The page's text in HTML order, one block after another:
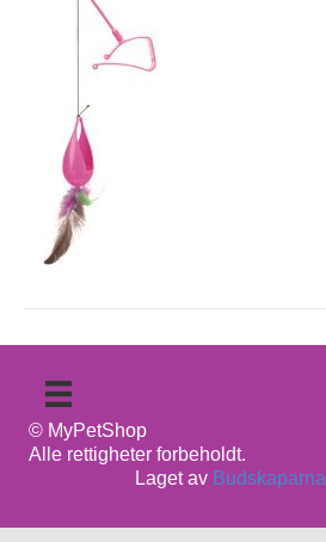
© MyPetShop
Alle rettigheter forbeholdt.
Laget av Budskaparna